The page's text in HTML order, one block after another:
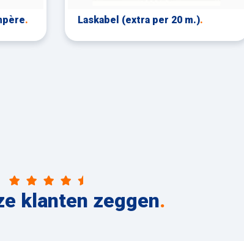
. Laskabel (extra per 20 m.).
klanten zeggen.